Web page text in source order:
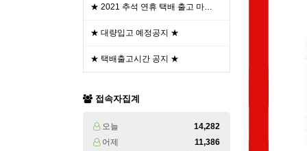
★ 2021 추석 연휴 택배 출고 마…
★ 대량입고 예정공지 ★
★ 택배출고시간 공지 ★
접속자집계
오늘
14,282
어제
11,386